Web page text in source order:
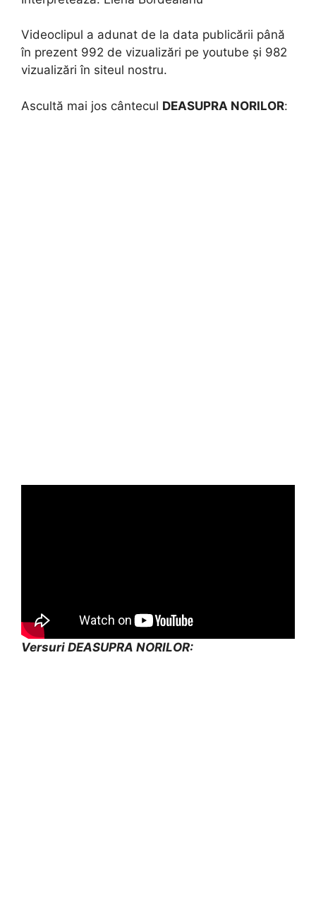
Videoclipul a adunat de la data publicării până
în prezent 992 de vizualizări pe youtube și 982
vizualizări în siteul nostru.
Ascultă mai jos cântecul DEASUPRA NORILOR:
Versuri DEASUPRA NORILOR: